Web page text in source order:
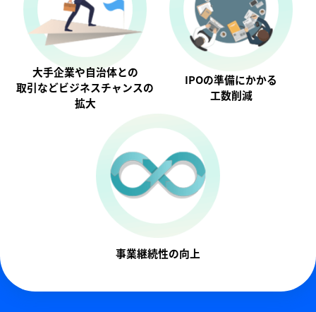
大手企業や自治体との
取引などビジネスチャンスの
拡大
IPOの準備にかかる
工数削減
事業継続性の向上